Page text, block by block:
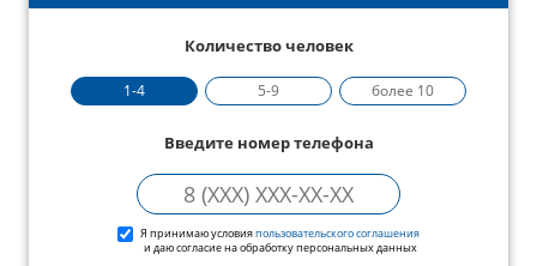
Количество человек
1-4 5-9 более 10
Введите номер телефона
Я принимаю условияпользовательского соглашения
и даю согласие на обработку персональных данных